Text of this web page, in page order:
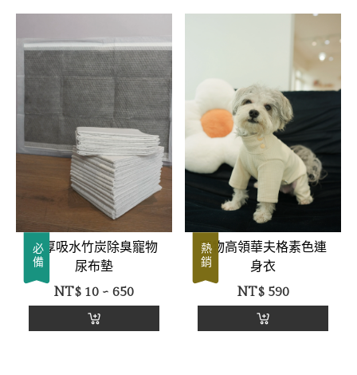
必備
加厚吸水竹炭除臭寵物
尿布墊
NT$ 10 ~ 650
熱銷
寵物高領華夫格素色連
身衣
NT$590